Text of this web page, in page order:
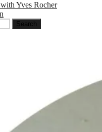
Yves Rocher
Search